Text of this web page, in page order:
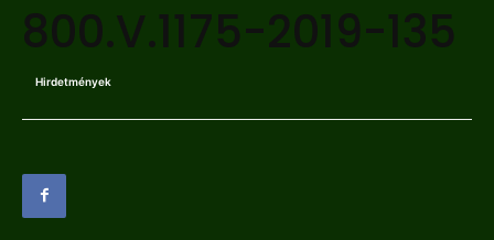
800.V.1175-2019-135
Hirdetmények